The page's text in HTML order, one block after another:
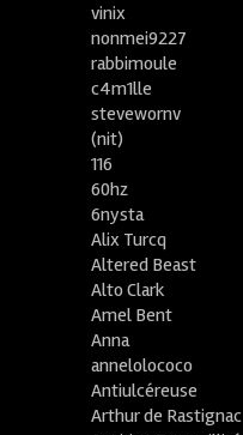
vinix
nonmei9227
rabbimoule
c4m1lle
stevewornv
(nit)
116
60hz
6nysta
Alix Turcq
Altered Beast
Alto Clark
Amel Bent
Anna
annelolococo
Antiulcéreuse
Arthur de Rastignac